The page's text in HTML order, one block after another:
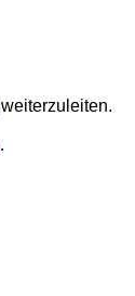
weiterzuleiten.
.